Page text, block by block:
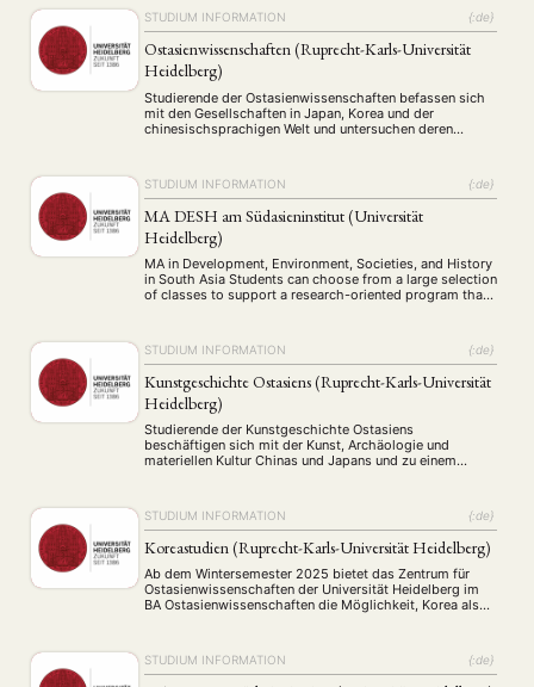
Sinologie angeboten. An sechs Professuren wird die
chinesischsprachige Welt von rund 35
Wissenschaftlerinnen und Wissenschaftlern in einer
deutschlandweit einzigartigen Vielfalt und …
STUDIUM INFORMATION {:de}
Ostasienwissenschaften (Ruprecht-Karls-Universität
Heidelberg)
Studierende der Ostasienwissenschaften befassen sich
mit den Gesellschaften in Japan, Korea und der
chinesischsprachigen Welt und untersuchen deren
Der Studiengang wird vom Zentrum für
Ostasienwissenschaften angeboten, das Teil des Centre
for Asian and Transcultural Studies (CATS), dem Asien-
Campus der Universität Heidelberg, ist. Asien und seine
Verbindungen …
STUDIUM INFORMATION {:de}
MA DESH am Südasieninstitut (Universität
Heidelberg)
MA in Development, Environment, Societies, and History
in South Asia Students can choose from a large selection
of classes to support a research-oriented program that
geography and environment in the countries of South
Asia: Afghanistan, Bangladesh, Bhutan, India, the
Maldives, …
STUDIUM INFORMATION {:de}
Kunstgeschichte Ostasiens (Ruprecht-Karls-Universität
Heidelberg)
Studierende der Kunstgeschichte Ostasiens
beschäftigen sich mit der Kunst, Archäologie und
materiellen Kultur Chinas und Japans und zu einem
und Architektur, bis hin zu Keramik, Kunsthandwerk und
Fotografie sowie alle Epochen vom Neolithikum bis zur
Gegenwart. Das Institut für Kunstgeschichte Ostasiens …
STUDIUM INFORMATION {:de}
Koreastudien (Ruprecht-Karls-Universität Heidelberg)
Ab dem Wintersemester 2025 bietet das Zentrum für
Ostasienwissenschaften der Universität Heidelberg im
BA Ostasienwissenschaften die Möglichkeit, Korea als
oder Inhalt. Eine Kombination mit Fächern wie
Wirtschafts-, Politik- oder Sozialwissenschaften
ermöglicht eine gezielte interdisziplinäre Ausrichtung.
STUDIUM INFORMATION {:de}